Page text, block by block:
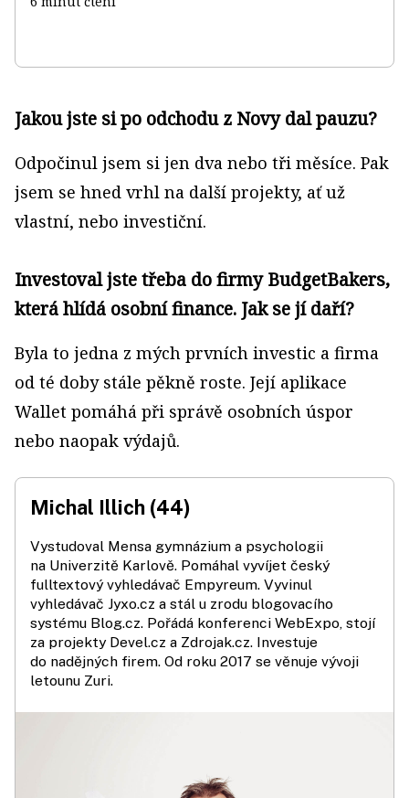
Jakou jste si po odchodu z Novy dal pauzu?
Odpočinul jsem si jen dva nebo tři měsíce. Pak
jsem se hned vrhl na další projekty, ať už
vlastní, nebo investiční.
Investoval jste třeba do firmy BudgetBakers,
která hlídá osobní finance. Jak se jí daří?
Byla to jedna z mých prvních investic a firma
od té doby stále pěkně roste. Její aplikace
Wallet pomáhá při správě osobních úspor
nebo naopak výdajů.
Michal Illich (44)
Vystudoval Mensa gymnázium a psychologii
na Univerzitě Karlově. Pomáhal vyvíjet český
fulltextový vyhledávač Empyreum. Vyvinul
vyhledávač Jyxo.cz a stál u zrodu blogovacího
systému Blog.cz. Pořádá konferenci WebExpo, stojí
za projekty Devel.cz a Zdrojak.cz. Investuje
do nadějných firem. Od roku 2017 se věnuje vývoji
letounu Zuri.